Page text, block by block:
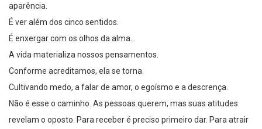
aparência.
É ver além dos cinco sentidos.
É enxergar com os olhos da alma…
A vida materializa nossos pensamentos.
Conforme acreditamos, ela se torna.
Cultivando medo, a falar de amor, o egoísmo e a descrença.
Não é esse o caminho. As pessoas querem, mas suas atitudes
revelam o oposto. Para receber é preciso primeiro dar. Para atrair